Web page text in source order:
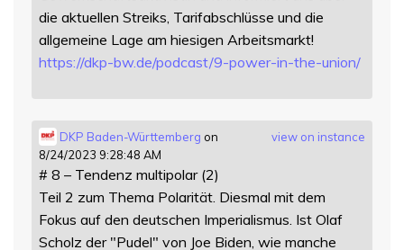
die aktuellen Streiks, Tarifabschlüsse und die
allgemeine Lage am hiesigen Arbeitsmarkt!
https://dkp-bw.de/podcast/9-power-in-the-union/
view on instance
DKP Baden-Württemberg on
8/24/2023 9:28:48 AM
# 8 – Tendenz multipolar (2)
Teil 2 zum Thema Polarität. Diesmal mit dem
Fokus auf den deutschen Imperialismus. Ist Olaf
Scholz der "Pudel" von Joe Biden, wie manche